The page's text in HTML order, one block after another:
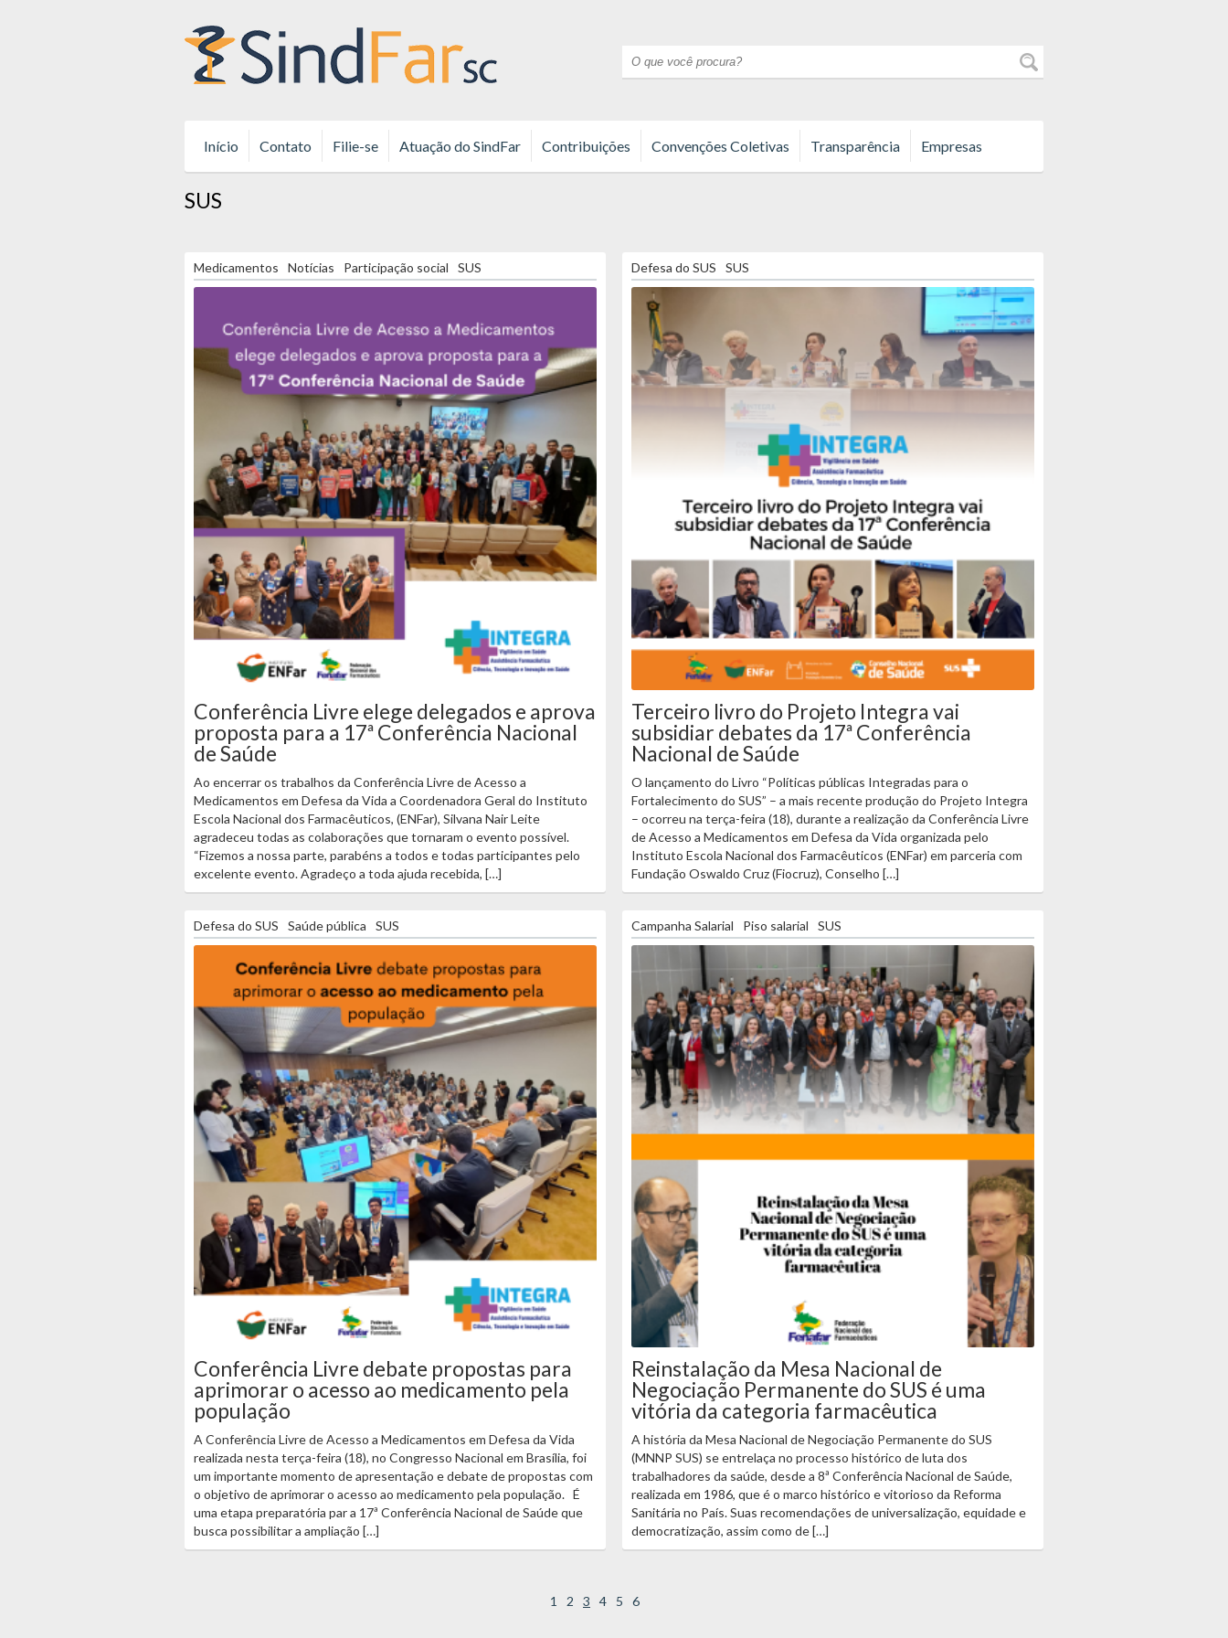
Início Contato Filie-se Atuação do SindFar Contribuições Convenções Coletivas Transparência Empresas
SUS
Medicamentos Notícias Participação social SUS
Conferência Livre elege delegados e aprova
proposta para a 17ª Conferência Nacional
de Saúde
Ao encerrar os trabalhos da Conferência Livre de Acesso a
Medicamentos em Defesa da Vida a Coordenadora Geral do Instituto
Escola Nacional dos Farmacêuticos, (ENFar), Silvana Nair Leite
agradeceu todas as colaborações que tornaram o evento possível.
“Fizemos a nossa parte, parabéns a todos e todas participantes pelo
excelente evento. Agradeço a toda ajuda recebida, […]
Defesa do SUS SUS
Terceiro livro do Projeto Integra vai
subsidiar debates da 17ª Conferência
Nacional de Saúde
O lançamento do Livro “Políticas públicas Integradas para o
Fortalecimento do SUS” – a mais recente produção do Projeto Integra
– ocorreu na terça-feira (18), durante a realização da Conferência Livre
de Acesso a Medicamentos em Defesa da Vida organizada pelo
Instituto Escola Nacional dos Farmacêuticos (ENFar) em parceria com
Fundação Oswaldo Cruz (Fiocruz), Conselho […]
Defesa do SUS Saúde pública SUS
Conferência Livre debate propostas para
aprimorar o acesso ao medicamento pela
população
A Conferência Livre de Acesso a Medicamentos em Defesa da Vida
realizada nesta terça-feira (18), no Congresso Nacional em Brasília, foi
um importante momento de apresentação e debate de propostas com
o objetivo de aprimorar o acesso ao medicamento pela população. É
uma etapa preparatória par a 17ª Conferência Nacional de Saúde que
busca possibilitar a ampliação […]
Campanha Salarial Piso salarial SUS
Reinstalação da Mesa Nacional de
Negociação Permanente do SUS é uma
vitória da categoria farmacêutica
A história da Mesa Nacional de Negociação Permanente do SUS
(MNNP SUS) se entrelaça no processo histórico de luta dos
trabalhadores da saúde, desde a 8ª Conferência Nacional de Saúde,
realizada em 1986, que é o marco histórico e vitorioso da Reforma
Sanitária no País. Suas recomendações de universalização, equidade e
democratização, assim como de […]
1 2 3 4 5 6